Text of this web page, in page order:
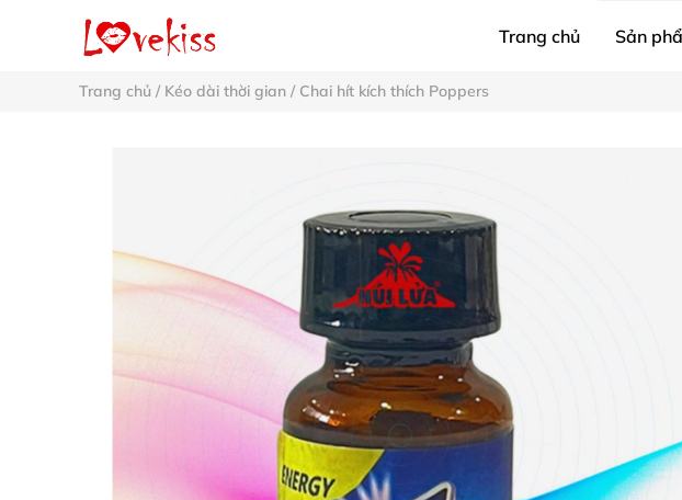
Trang chủ Sản
Trang chủ / Kéo dài thời gian / Chai hít kích thích Poppers